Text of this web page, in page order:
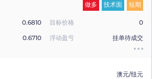
做多 技术面 短期
0.6810 目标价格
0
0.6710 浮动盈亏 挂单待成交
澳元/纽元